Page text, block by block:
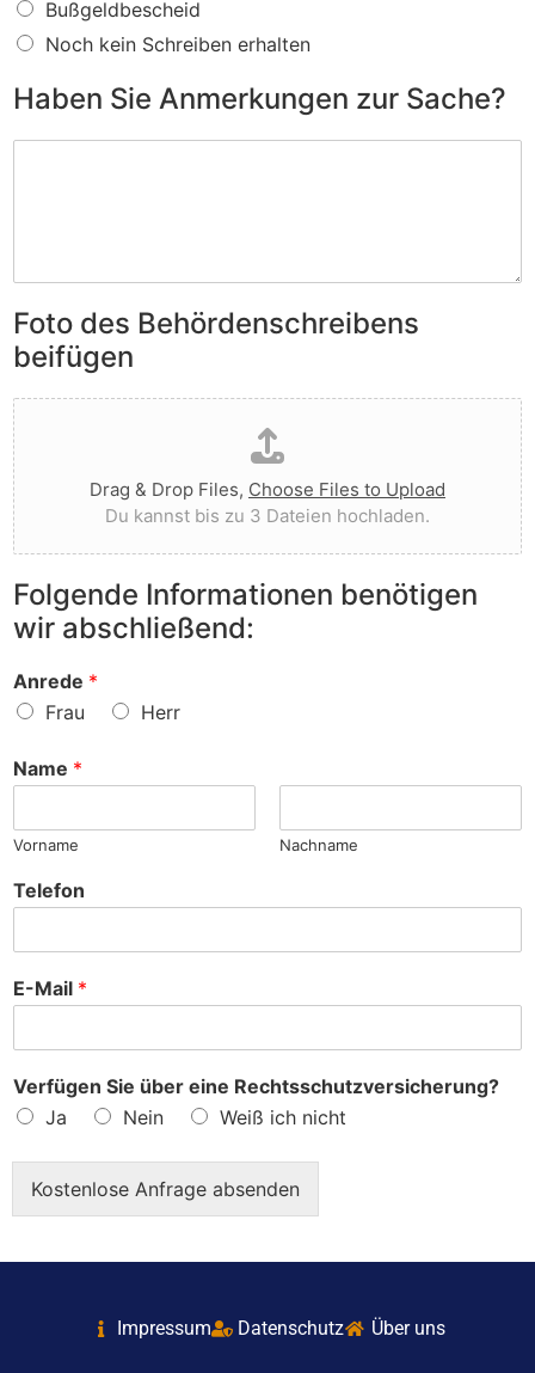
s
t
o
ß
w
v
o
r
g
e
w
o
r
f
e
n
?
c
h
e
S
l
i
e
t
I
h
n
e
n
v
o
r
?
Bußgeldbescheid
Noch kein Schreiben erhalten
Haben Sie Anmerkungen zur Sache?
e
A
n
e
r
k
u
n
g
e
n
z
u
S
a
c
e
Foto des Behördenschreibens
beifügen
D
a
t
e
i
h
o
h
l
d
e
n
Drag & Drop Files, Choose Files to Upload
Du kannst bis zu 3 Dateien hochladen.
Folgende Informationen benötigen
wir abschließend:
Anrede *
Frau
Herr
Name *
Vorname Nachname
Telefon
E-Mail *
Verfügen Sie über eine Rechtsschutzversicherung?
Ja
Nein Weiß ich nicht
Kostenlose Anfrage absenden
Impressum Datenschutz Über uns